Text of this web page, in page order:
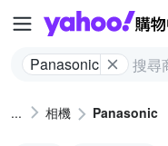
Panasonic
相機 Panasonic